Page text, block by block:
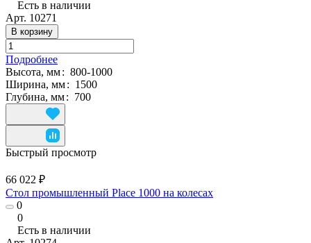
Есть в наличии
Арт. 10271
В корзину
Подробнее
Высота, мм: 800-1000
Ширина, мм: 1500
Глубина, мм: 700
Быстрый просмотр
66 022 ₽
Стол промышленный Place 1000 на колесах
0
0
Есть в наличии